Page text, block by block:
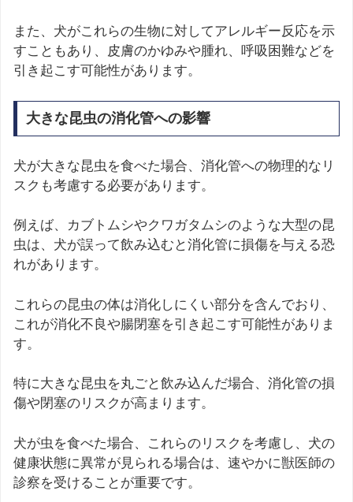
また、犬がこれらの生物に対してアレルギー反応を示
すこともあり、皮膚のかゆみや腫れ、呼吸困難などを
引き起こす可能性があります。
大きな昆虫の消化管への影響
犬が大きな昆虫を食べた場合、消化管への物理的なリ
スクも考慮する必要があります。
例えば、カブトムシやクワガタムシのような大型の昆
虫は、犬が誤って飲み込むと消化管に損傷を与える恐
れがあります。
これらの昆虫の体は消化しにくい部分を含んでおり、
これが消化不良や腸閉塞を引き起こす可能性がありま
す。
特に大きな昆虫を丸ごと飲み込んだ場合、消化管の損
傷や閉塞のリスクが高まります。
犬が虫を食べた場合、これらのリスクを考慮し、犬の
健康状態に異常が見られる場合は、速やかに獣医師の
診察を受けることが重要です。